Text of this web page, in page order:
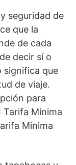
seguridad de
que la
de cada
decir sí o
significa que
de viaje.
para
Tarifa Mínima
Mínima